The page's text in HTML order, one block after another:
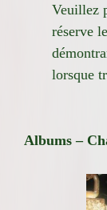
Veuillez
réserve
lorsque
Albums –